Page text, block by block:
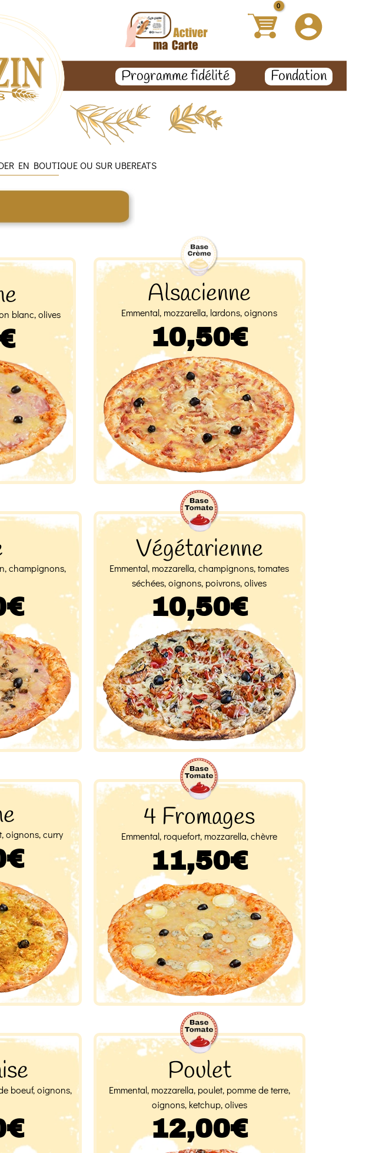
Programme fidélité Fondation
EN BOUTIQUE OU SUR UBEREATS
blanc, olives
Alsacienne
Emmental, mozzarella, lardons, oignons
10,50€
champignons,
Végétarienne
Emmental, mozzarella, champignons, tomates
séchées, oignons, poivrons, olives
10,50€
oignons, curry
4 Fromages
Emmental, roquefort, mozzarella, chèvre
11,50€
boeuf, oignons,
Poulet
Emmental, mozzarella, poulet, pomme de terre,
oignons, ketchup, olives
12,00€